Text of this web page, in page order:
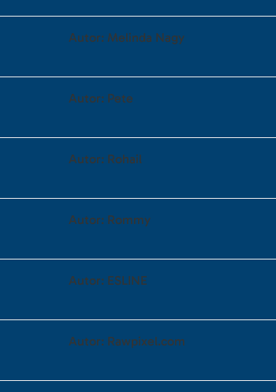
Autor: Melinda Nagy
Autor: Pete
Autor: Rohail
Autor: Rommy
Autor: ESLINE
Autor: Rawpixel.com